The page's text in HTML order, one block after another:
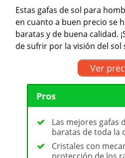
Estas gafas de sol para
en cuanto a buen precio se
baratas y de buena calidad.
de sufrir por la visión del sol
Ver
Pros
Las mejores gafas
baratas de toda la
Cristales con